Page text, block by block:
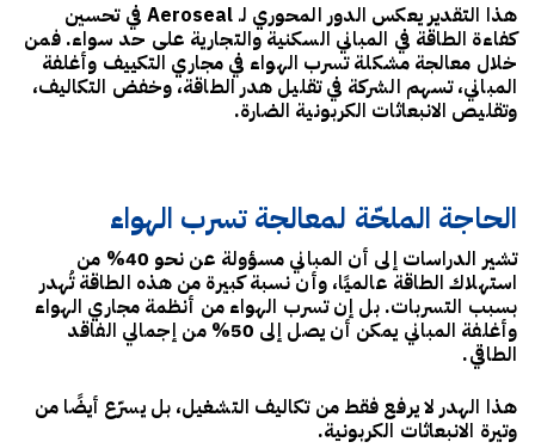
هذا التقدير يعكس الدور المحوري لـ Aeroseal في تحسين
كفاءة الطاقة في المباني السكنية والتجارية على حد سواء. فمن
خلال معالجة مشكلةتسرب الهواء في مجاري التكييف وأغلفة
المباني، تسهم الشركة فيتقليل هدر الطاقة، وخفض التكاليف،
وتقليص الانبعاثات الكربونية الضارة.
الحاجة الملحّة لمعالجة تسرب الهواء
تشير الدراسات إلى أن المباني مسؤولة عن
نحو 40% من
استهلاك الطاقة عالميًا، وأن نسبة كبيرة من هذه الطاقة تُهدر
بسبب التسربات. بل إنتسرب الهواء من أنظمة مجاري الهواء
وأغلفة المباني يمكن أن يصل إلى 50% من إجمالي الفاقد
الطاقي.
هذا الهدر لا يرفع فقط من تكاليف التشغيل، بل يسرّع أيضًا من
وتيرة الانبعاثات الكربونية.